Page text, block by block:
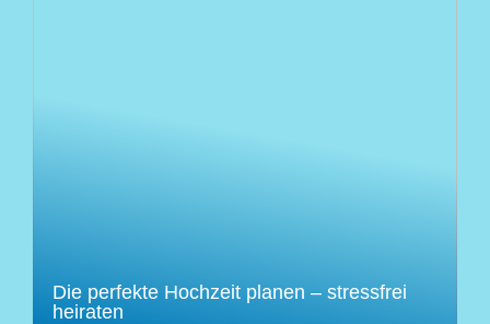
Die perfekte Hochzeit planen – stressfrei
heiraten